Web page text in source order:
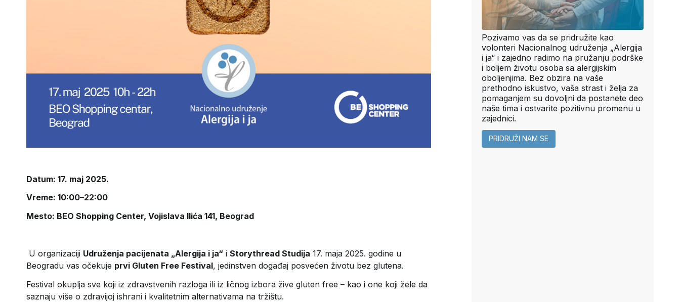
Datum: 17. maj 2025.
Vreme: 10:00–22:00
Mesto: BEO Shopping Center, Vojislava Ilića 141, Beograd
U organizaciji Udruženja pacijenata „Alergija i ja“ i Storythread Studija 17. maja 2025. godine u
Beogradu vas očekuje prvi Gluten Free Festival, jedinstven događaj posvećen životu bez glutena.
Festival okuplja sve koji iz zdravstvenih razloga ili iz ličnog izbora žive gluten free – kao i one koji žele da
saznaju više o zdravijoj ishrani i kvalitetnim alternativama na tržištu.
Pozivamo vas da se pridružite kao
volonteri Nacionalnog udruženja „Alergija
i ja“ i zajedno radimo na pružanju podrške
i boljem životu osoba sa alergijskim
oboljenjima. Bez obzira na vaše
prethodno iskustvo, vaša strast i želja za
pomaganjem su dovoljni da postanete deo
naše tima i ostvarite pozitivnu promenu u
zajednici.
PRIDRUŽI NAM SE